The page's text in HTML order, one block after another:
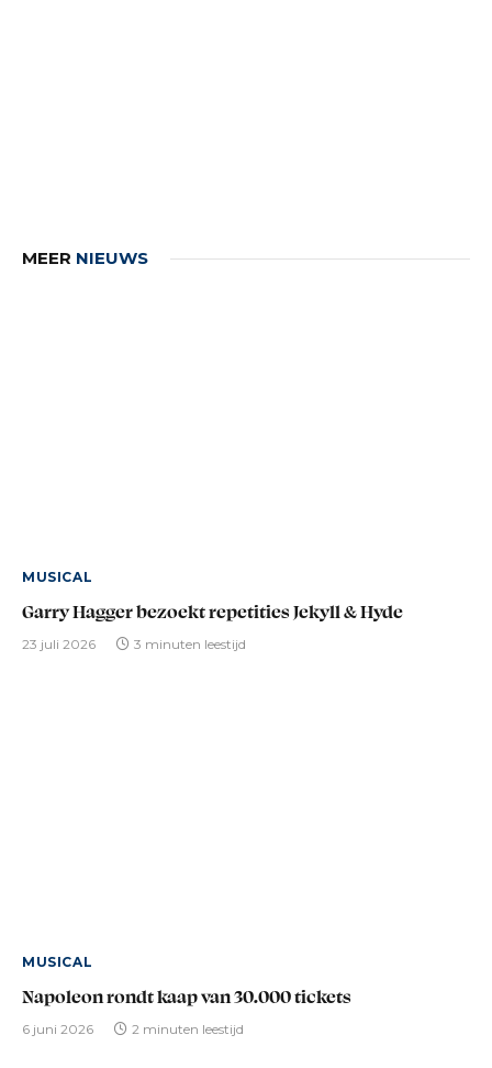
MEER NIEUWS
MUSICAL
Garry Hagger bezoekt repetities Jekyll & Hyde
23 juli 2026 3 minuten leestijd
MUSICAL
Napoleon rondt kaap van 30.000 tickets
6 juni 2026 2 minuten leestijd